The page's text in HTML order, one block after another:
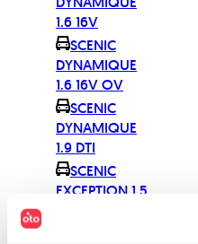
1.6 16V
SCENIC
DYNAMIQUE
1.6 16V OV
SCENIC
DYNAMIQUE
1.9 DTI
SCENIC
EXCEPTION 1.5